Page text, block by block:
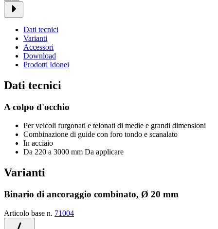
Dati tecnici
Varianti
Accessori
Download
Prodotti Idonei
Dati tecnici
A colpo d'occhio
Per veicoli furgonati e telonati di medie e grandi dimensioni
Combinazione di guide con foro tondo e scanalato
In acciaio
Da 220 a 3000 mm Da applicare
Varianti
Binario di ancoraggio combinato, Ø 20 mm
Articolo base n. 71004